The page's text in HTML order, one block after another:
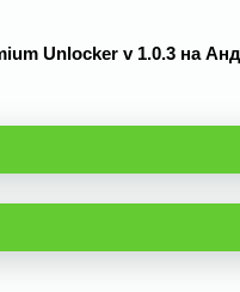
Unlocker v 1.0.3 на